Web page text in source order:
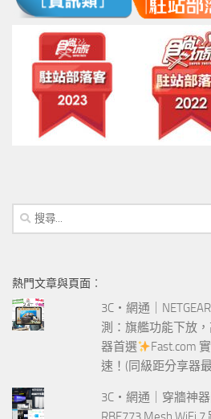
搜
尋
字:
熱門文章與頁面︰
3C‧網通｜
測：旗艦功能下放，
器首選
Fast.com
速！(同級距分享器
3C‧網通｜穿牆神器